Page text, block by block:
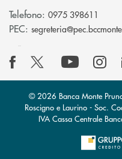
Telefono: 0975 398611
PEC:
© 2026 Banca Monte
Roscigno e Laurino - Soc.
IVA Cassa Centrale